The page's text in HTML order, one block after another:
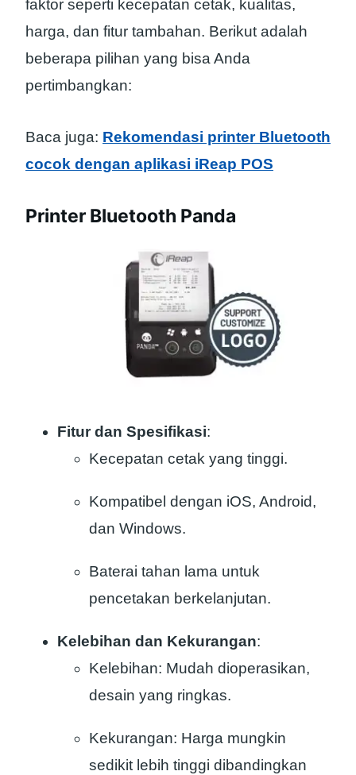
faktor seperti kecepatan cetak, kualitas,
harga, dan fitur tambahan. Berikut adalah
beberapa pilihan yang bisa Anda
pertimbangkan:
Baca juga: Rekomendasi printer Bluetooth
cocok dengan aplikasi iReap POS
Printer Bluetooth Panda
Fitur dan Spesifikasi:
Kecepatan cetak yang tinggi.
Kompatibel dengan iOS, Android,
dan Windows.
Baterai tahan lama untuk
pencetakan berkelanjutan.
Kelebihan dan Kekurangan:
Kelebihan: Mudah dioperasikan,
desain yang ringkas.
Kekurangan: Harga mungkin
sedikit lebih tinggi dibandingkan